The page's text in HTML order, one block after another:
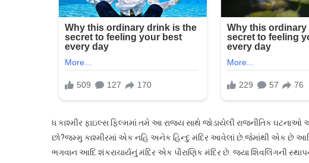
ધ કાશ્મીર ફાઇલ્સ ફિલ્મમાં તમે આ રાજ્ય સાથે જોડાયેલી રાજનીતિક
છો?જમ્મુ કાશ્મીરમાં એક નહિ અનેક હિન્દુ મંદિર આવેલાં છે.જેમાંથી એક છે
ભગવાન આદિ શંકરાચાર્યનું મંદિર એક પૌરાણિક મંદિર છે. જ્યા શિવલિંગની